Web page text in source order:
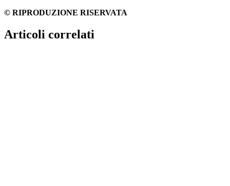
© RIPRODUZIONE RISERVATA
Articoli correlati